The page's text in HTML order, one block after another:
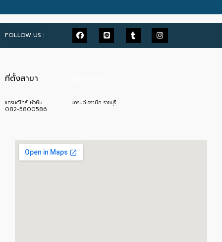
FOLLOW US :
ที่ตั้งสาขา
แกรนด์ไทล์ หัวหิน
082-5800586
แกรนด์เซรามิค ราชบุรี